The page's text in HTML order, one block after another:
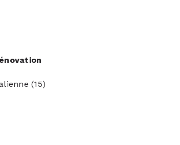
(15)